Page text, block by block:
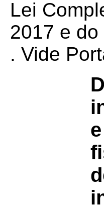
Lei
2017 e
. Vide